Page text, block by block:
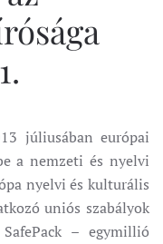
júliusában európai
a nemzeti és nyelvi
nyelvi és kulturális
uniós szabályok
– egymillió